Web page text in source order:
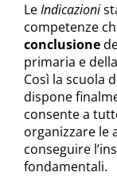
LeIndicazioni
competenze
conclusione
primaria e
Così la scuola
dispone
consente a
organizzare le
conseguire
fondamentali.